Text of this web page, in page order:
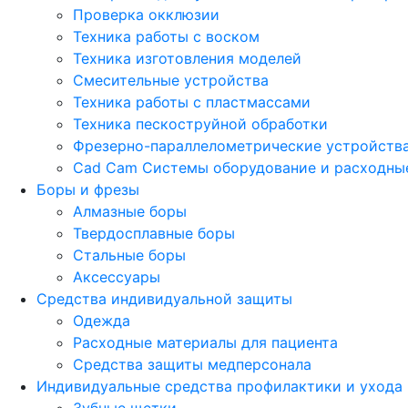
Проверка окклюзии
Техника работы с воском
Техника изготовления моделей
Смесительные устройства
Техника работы с пластмассами
Техника пескоструйной обработки
Фрезерно-параллелометрические
Cad Cam Системы оборудование и
Боры и фрезы
Алмазные боры
Твердосплавные боры
Стальные боры
Аксессуары
Средства индивидуальной защиты
Одежда
Расходные материалы для пациента
Средства защиты медперсонала
Индивидуальные средства профилактики и ухода